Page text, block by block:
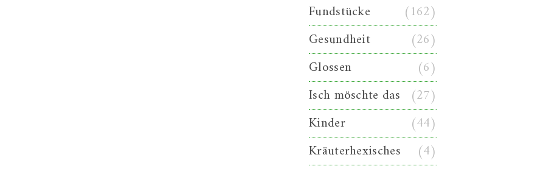
Fundstücke
(162)
Gesundheit
(26)
Glossen
(6)
Isch möschte das (27)
Kinder
(44)
Kräuterhexisches
(4)